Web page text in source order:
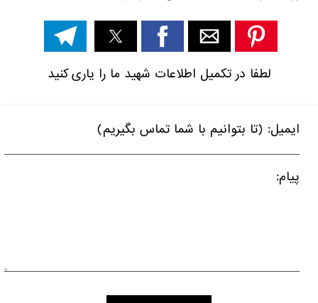
لطفا در تکمیل اطلاعات شهید ما را یاری کنید
ایمیل: (تا بتوانیم با شما تماس بگیریم)
پیام: